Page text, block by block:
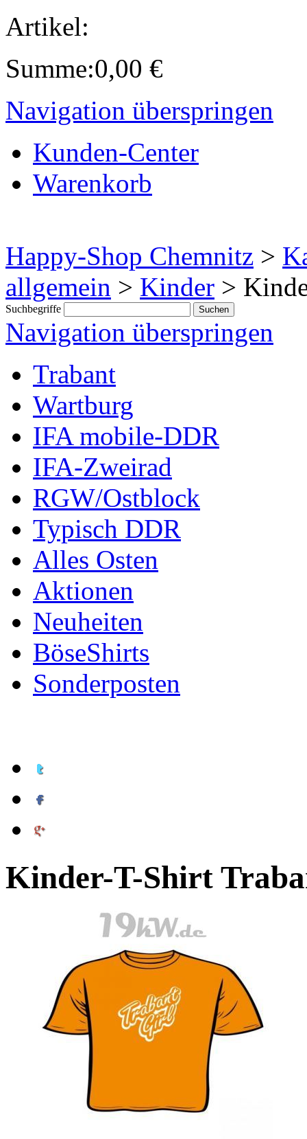
Artikel:
Summe:0,00 €
Navigation überspringen
Kunden-Center
Warenkorb
Happy-Shop Chemnitz >
allgemein > Kinder >
Suchbegriffe
Navigation überspringen
Trabant
Wartburg
IFA mobile-DDR
IFA-Zweirad
RGW/Ostblock
Typisch DDR
Alles Osten
Aktionen
Neuheiten
BöseShirts
Sonderposten
Kinder-T-Shirt